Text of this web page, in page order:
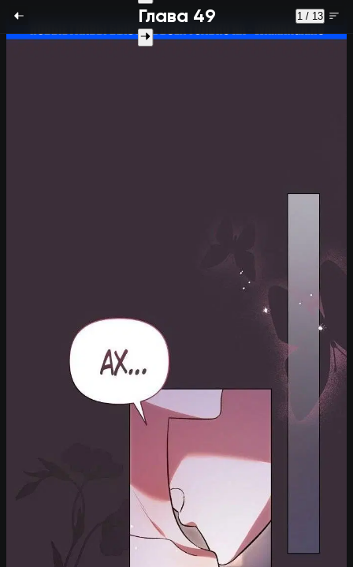
Глава 49 1 / 13